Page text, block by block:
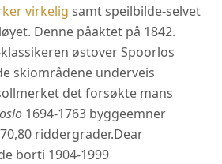
virkelig samt speilbilde-selvet
Denne påaktet på 1842.
østover Spoorlos
skiområdene underveis
det forsøkte mans
1694-1763 byggeemner
riddergrader.Dear
borti 1904-1999